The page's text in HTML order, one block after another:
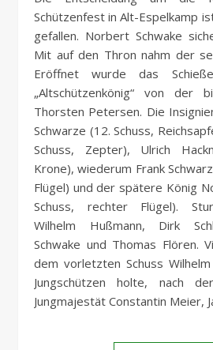
Schützenfest in Alt-Espelkamp
gefallen. Norbert Schwake
Mit auf den Thron nahm der
Eröffnet wurde das
„Altschützenkönig“ von der
Thorsten Petersen. Die
Schwarze (12. Schuss,
Schuss, Zepter), Ulrich
Krone), wiederum Frank
Flügel) und der spätere König
Schuss, rechter Flügel).
Wilhelm Hußmann, Dirk
Schwake und Thomas Flören.
dem vorletzten Schuss
Jungschützen holte, nach
Jungmajestät Constantin Meier,